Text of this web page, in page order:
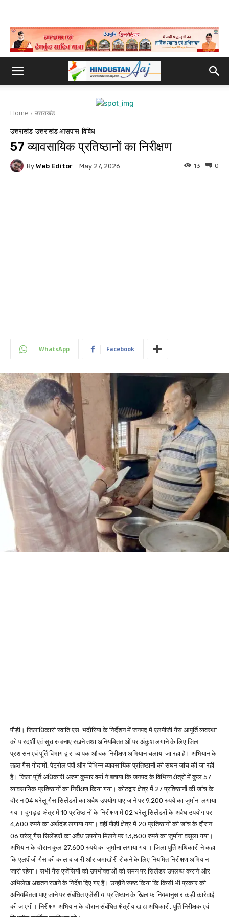
Home उत्तराखंड
उत्तराखंड उत्तराखंड आसपास विविध
57 व्यावसायिक प्रतिष्ठानों का निरीक्षण
By Web Editor May 27, 2026 0
13
WhatsApp Facebook
पौड़ी। जिलाधिकारी स्वाति एस. भदौरिया के निर्देशन में जनपद में एलपीजी गैस आपूर्ति व्यवस्था
को पारदर्शी एवं सुचारु बनाए रखने तथा अनियमितताओं पर अंकुश लगाने के लिए जिला
प्रशासन एवं पूर्ति विभाग द्वारा व्यापक औचक निरीक्षण अभियान चलाया जा रहा है। अभियान के
तहत गैस गोदामों, पेट्रोल पंपों और विभिन्न व्यावसायिक प्रतिष्ठानों की सघन जांच की जा रही
है। जिला पूर्ति अधिकारी अरुण कुमार वर्मा ने बताया कि जनपद के विभिन्न क्षेत्रों में कुल 57
व्यावसायिक प्रतिष्ठानों का निरीक्षण किया गया। कोटद्वार क्षेत्र में 27 प्रतिष्ठानों की जांच के
दौरान 04 घरेलू गैस सिलेंडरों का अवैध उपयोग पाए जाने पर 9,200 रुपये का जुर्माना लगाया
गया। दुगड्डा क्षेत्र में 10 प्रतिष्ठानों के निरीक्षण में 02 घरेलू सिलेंडरों के अवैध उपयोग पर
4,600 रुपये का अर्थदंड लगाया गया। वहीं पौड़ी क्षेत्र में 20 प्रतिष्ठानों की जांच के दौरान
06 घरेलू गैस सिलेंडरों का अवैध उपयोग मिलने पर 13,800 रुपये का जुर्माना वसूला गया।
अभियान के दौरान कुल 27,600 रुपये का जुर्माना लगाया गया। जिला पूर्ति अधिकारी ने कहा
कि एलपीजी गैस की कालाबाजारी और जमाखोरी रोकने के लिए नियमित निरीक्षण अभियान
जारी रहेगा। सभी गैस एजेंसियों को उपभोक्ताओं को समय पर सिलेंडर उपलब्ध कराने और
अभिलेख अद्यतन रखने के निर्देश दिए गए हैं। उन्होंने स्पष्ट किया कि किसी भी प्रकार की
अनियमितता पाए जाने पर संबंधित एजेंसी या प्रतिष्ठान के खिलाफ नियमानुसार कड़ी कार्रवाई
की जाएगी। निरीक्षण अभियान के दौरान संबंधित क्षेत्रीय खाद्य अधिकारी, पूर्ति निरीक्षक एवं